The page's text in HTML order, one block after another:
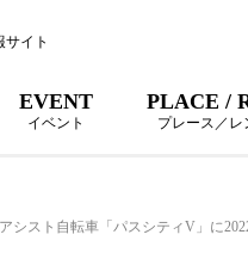
サイト
EVENT
イベント
PLACE /
プレース／レ
シスト自転車「パスシティV」に